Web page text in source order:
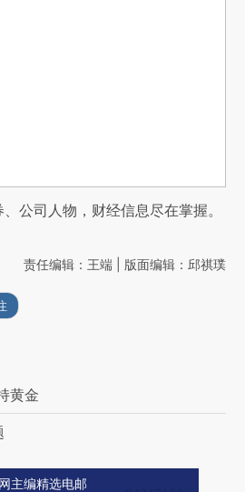
公司人物，财经信息尽在掌握。
责任编辑：王端 | 版面编辑：邱祺璞
黄金
主编精选电邮